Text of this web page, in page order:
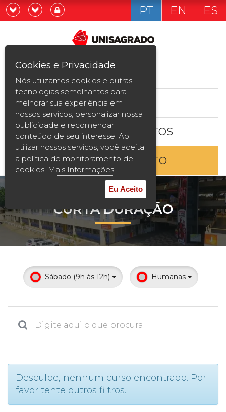
Graduação
Pós-graduação e MBA
Curta Duração
Vestibular
2ª Graduação
Transferência
Reingresso
Prouni
Desconto de pontualidade
Calendário acadêmico
Internacionalização
UATI
Já sou estudande
Quero ser estudante
PT EN ES
ESTUDE AQUI
BOLSAS E DESCONTOS
ENTRE EM CONTATO
CURTA DURAÇÃO
Sábado (9h às 12h) Humanas
Desculpe, nenhum curso encontrado. Por
favor tente outros filtros.
Cookies e Privacidade
Nós utilizamos cookies e outras
tecnologias semelhantes para
melhorar sua experiência em
nossos serviços, personalizar nossa
publicidade e recomendar
conteúdo de seu interesse. Ao
utilizar nossos serviços, você aceita
a política de monitoramento de
cookies. Mais Informações
Eu Aceito